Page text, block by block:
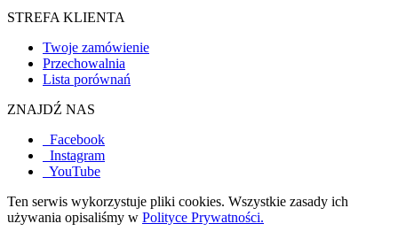
STREFA KLIENTA
Twoje zamówienie
Przechowalnia
Lista porównań
ZNAJDŹ NAS
Facebook
Instagram
YouTube
Ten serwis wykorzystuje pliki cookies. Wszystkie zasady ich
używania opisaliśmy w Polityce Prywatności.